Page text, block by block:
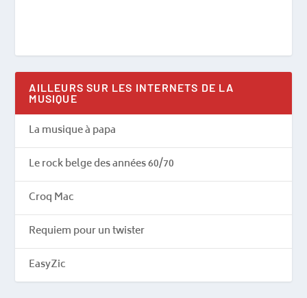
AILLEURS SUR LES INTERNETS DE LA
MUSIQUE
La musique à papa
Le rock belge des années 60/70
Croq Mac
Requiem pour un twister
EasyZic